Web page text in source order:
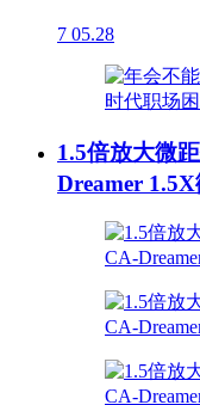
7 05.28
1.5倍放大微
Dreamer